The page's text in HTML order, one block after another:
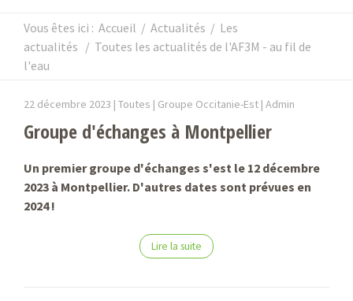
Vous êtes ici : Accueil / Actualités / Les
actualités / Toutes les actualités de l'AF3M - au fil de
l'eau
22 décembre 2023 | Toutes | Groupe Occitanie-Est | Admin
Groupe d'échanges à Montpellier
Un premier groupe d'échanges s'est le 12 décembre
2023 à Montpellier. D'autres dates sont prévues en
2024 !
Lire la suite